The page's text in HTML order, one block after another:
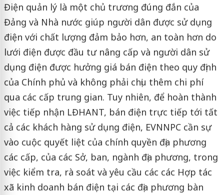
Điện quản lý là một chủ trương đúng đắn của
Đảng và Nhà nước giúp người dân được sử dụng
điện với chất lượng đảm bảo hơn, an toàn hơn do
lưới điện được đầu tư nâng cấp và người dân sử
dụng điện được hưởng giá bán điện theo quy định
của Chính phủ và không phải chịu thêm chi phí
qua các cấp trung gian. Tuy nhiên, để hoàn thành
việc tiếp nhận LĐHANT, bán điện trực tiếp tới tất
cả các khách hàng sử dụng điện, EVNNPC cần sự
vào cuộc quyết liệt của chính quyền địa phương
các cấp, của các Sở, ban, ngành địa phương, trong
việc kiểm tra, rà soát và yêu cầu các các Hợp tác
xã kinh doanh bán điện tại các địa phương bàn